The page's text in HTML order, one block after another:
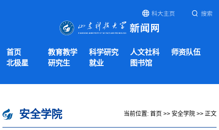
科大主页 搜索
首页 教育教学 科学研究 人文社科
师资队伍
北极星
研究生 就业 图书馆
安全学院 当前位置: 首页 >> 安全学院 >> 正文